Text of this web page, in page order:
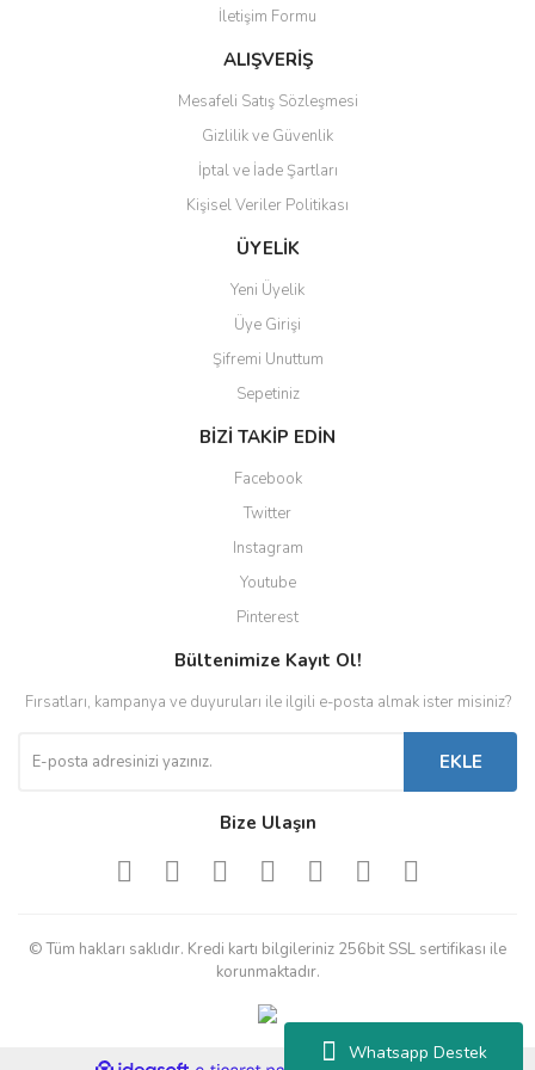
Whatsapp Destek
Ürün fiyatı diğer sitelerden daha pahalı.
Bu ürüne benzer farklı alternatifler olmalı.
Gönder
İletişim Formu
ALIŞVERİŞ
Mesafeli Satış Sözleşmesi
Gizlilik ve Güvenlik
İptal ve İade Şartları
Kişisel Veriler Politikası
ÜYELİK
Yeni Üyelik
Üye Girişi
Şifremi Unuttum
Sepetiniz
BİZİ TAKİP EDİN
Facebook
Twitter
Instagram
Youtube
Pinterest
Bültenimize Kayıt Ol!
Fırsatları, kampanya ve duyuruları ile ilgili e-posta almak ister misiniz?
EKLE
Bize Ulaşın
© Tüm hakları saklıdır. Kredi kartı bilgileriniz 256bit SSL sertifikası ile
korunmaktadır.